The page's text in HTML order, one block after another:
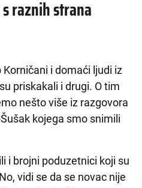
raznih strana
i domaći ljudi iz
priskakali i drugi. O tim
nešto više iz razgovora
kojega smo snimili
i brojni poduzetnici koji su
vidi se da se novac nije